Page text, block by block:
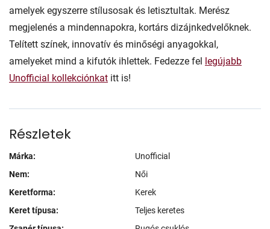
amelyek egyszerre stílusosak és letisztultak. Merész
megjelenés a mindennapokra, kortárs dizájnkedvelőknek.
Telített színek, innovatív és minőségi anyagokkal,
amelyeket mind a kifutók ihlettek. Fedezze fel legújabb
Unofficial kollekciónkat itt is!
Részletek
Márka:
Unofficial
Nem:
Női
Keretforma:
Kerek
Keret típusa:
Teljes keretes